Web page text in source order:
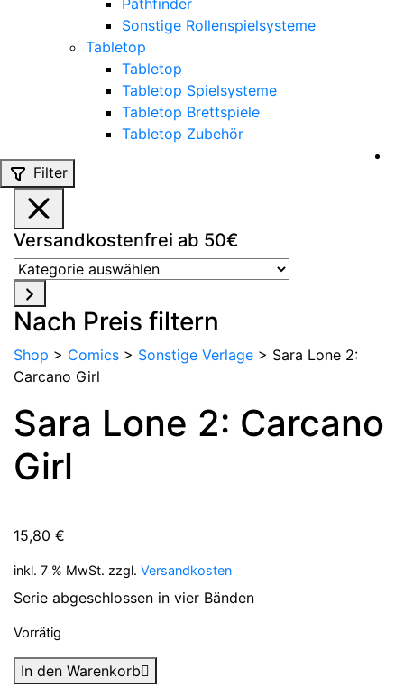
Pathfinder
Sonstige Rollenspielsysteme
Tabletop
Tabletop
Tabletop Spielsysteme
Tabletop Brettspiele
Tabletop Zubehör
Filter
Versandkostenfrei ab 50€
Kategorie
auswählen
Nach Preis filtern
Shop > Comics > Sonstige Verlage > Sara Lone 2:
Carcano Girl
Sara Lone 2: Carcano
Girl
15,80 €
inkl. 7 % MwSt. zzgl. Versandkosten
Serie abgeschlossen in vier Bänden
Vorrätig
Sara
Lone
In den Warenkorb